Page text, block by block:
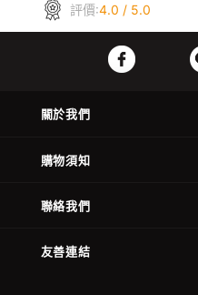
評價:4.0 / 5.0
關於我們
購物須知
聯絡我們
友善連結